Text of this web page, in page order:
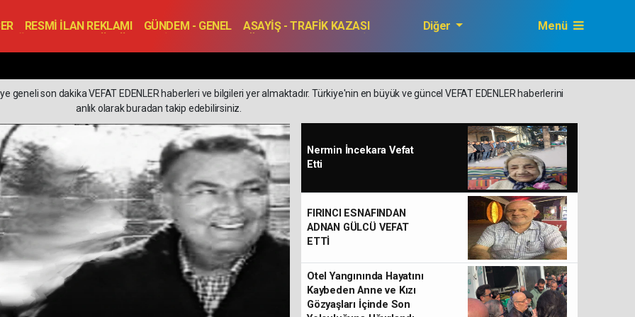
RESMİ İLAN REKLAMI GÜNDEM - GENEL
ASAYİŞ - TRAFİK KAZASI
TOPLANTI - DÜĞÜN
Diğer Menü
geneli son dakika VEFAT EDENLER haberleri ve bilgileri yer almaktadır. Türkiye'nin en büyük ve güncel VEFAT EDENLER haberlerini
anlık olarak buradan takip edebilirsiniz.
Nermin İncekara Vefat
Etti
FIRINCI ESNAFINDAN
ADNAN GÜLCÜ VEFAT
ETTİ
Otel Yangınında Hayatını
Kaybeden Anne ve Kızı
Gözyaşları İçinde Son